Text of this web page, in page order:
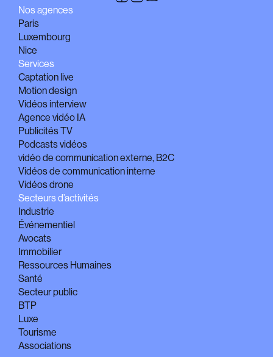
Nos agences
Paris
Luxembourg
Nice
Services
Captation live
Motion design
Vidéos interview
Agence vidéo IA
Publicités TV
Podcasts vidéos
vidéo de communication externe, B2C
Vidéos de communication interne
Vidéos drone
Secteurs d’activités
Industrie
Événementiel
Avocats
Immobilier
Ressources Humaines
Santé
Secteur public
BTP
Luxe
Tourisme
Associations